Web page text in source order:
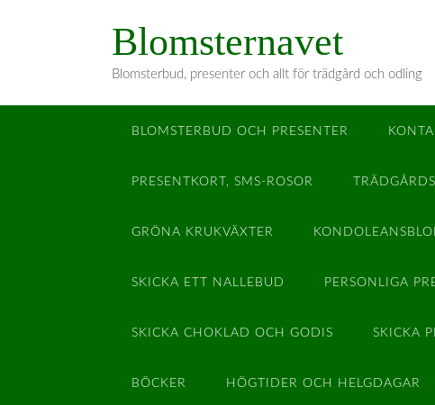
Blomsternavet
Blomsterbud, presenter och allt för trädgård och odling
BLOMSTERBUD OCH PRESENTER
PRESENTKORT, SMS-ROSOR
GRÖNA KRUKVÄXTER
SKICKA ETT NALLEBUD PERSONLIGA
SKICKA CHOKLAD OCH GODIS SKICKA
BÖCKER HÖGTIDER OCH HELGDAGAR